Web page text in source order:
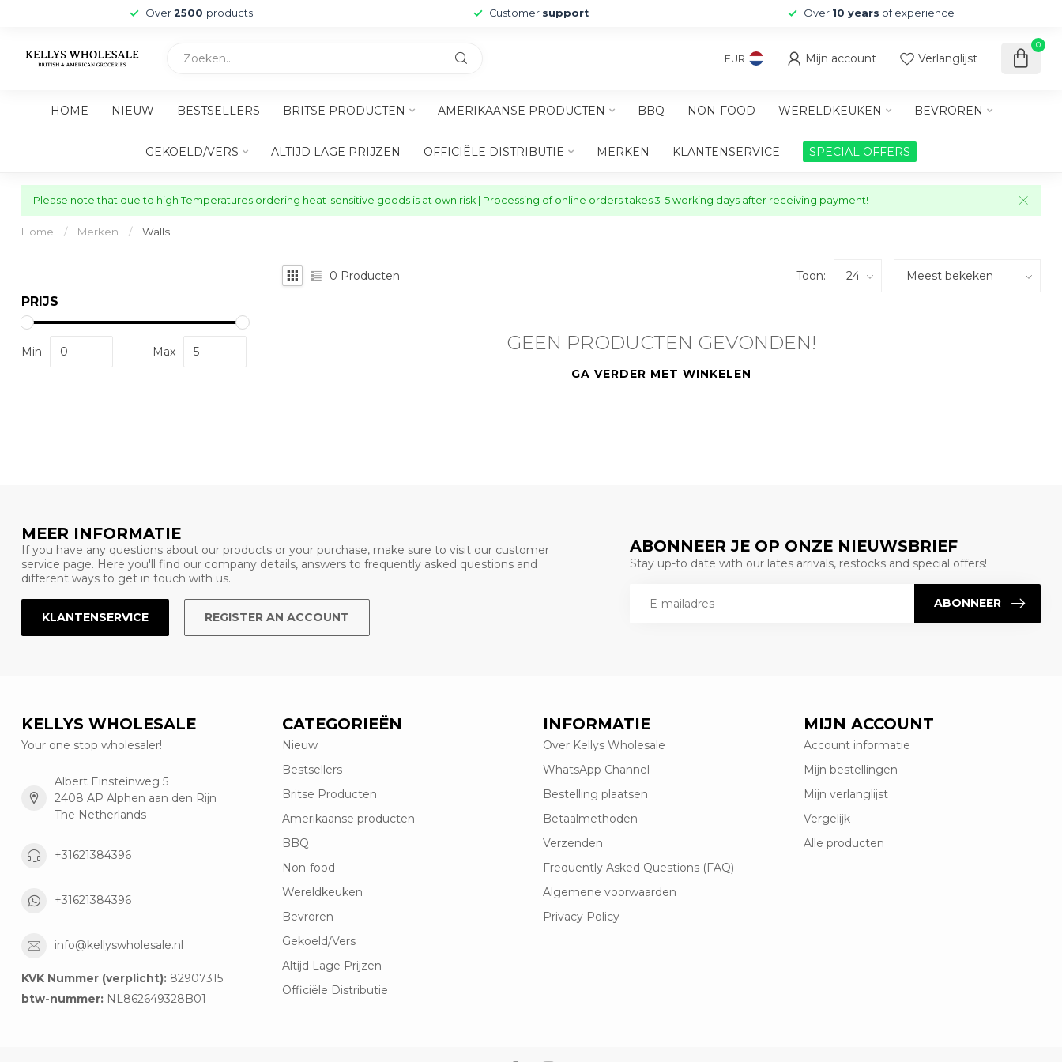
Over 2500 products Customer support Over 10 years of experience
EUR Mijn account Verlanglijst
0
HOME NIEUW BESTSELLERS BRITSE PRODUCTEN AMERIKAANSE PRODUCTEN BBQ NON-FOOD WERELDKEUKEN BEVROREN
GEKOELD/VERS ALTIJD LAGE PRIJZEN OFFICIËLE DISTRIBUTIE MERKEN KLANTENSERVICE SPECIAL OFFERS
Please note that due to high Temperatures ordering heat-sensitive goods is at own risk | Processing of online orders takes 3-5 working days after receiving payment!
Home / Merken / Walls
PRIJS
Min Max
0 Producten Toon:
GEEN PRODUCTEN GEVONDEN!
GA VERDER MET WINKELEN
MEER INFORMATIE
If you have any questions about our products or your purchase, make sure to visit our customer
service page. Here you'll find our company details, answers to frequently asked questions and
different ways to get in touch with us.
KLANTENSERVICE REGISTER AN ACCOUNT
ABONNEER JE OP ONZE NIEUWSBRIEF
Stay up-to date with our lates arrivals, restocks and special offers!
ABONNEER
KELLYS WHOLESALE
Your one stop wholesaler!
Albert Einsteinweg 5
2408 AP Alphen aan den Rijn
The Netherlands
+31621384396
+31621384396
info@kellyswholesale.nl
KVK Nummer (verplicht): 82907315
btw-nummer: NL862649328B01
CATEGORIEËN
Nieuw
Bestsellers
Britse Producten
Amerikaanse producten
BBQ
Non-food
Wereldkeuken
Bevroren
Gekoeld/Vers
Altijd Lage Prijzen
Officiële Distributie
INFORMATIE
Over Kellys Wholesale
WhatsApp Channel
Bestelling plaatsen
Betaalmethoden
Verzenden
Frequently Asked Questions (FAQ)
Algemene voorwaarden
Privacy Policy
MIJN ACCOUNT
Account informatie
Mijn bestellingen
Mijn verlanglijst
Vergelijk
Alle producten